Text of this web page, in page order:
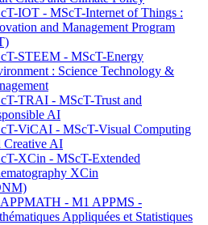
IOT - MScT-Internet of Things :
and Management Program
STEEM - MScT-Energy
: Science Technology &
TRAI - MScT-Trust and
AI
ViCAI - MScT-Visual Computing
Creative AI
XCin - MScT-Extended
XCin
- M1 APPMS -
Appliquées et Statistiques